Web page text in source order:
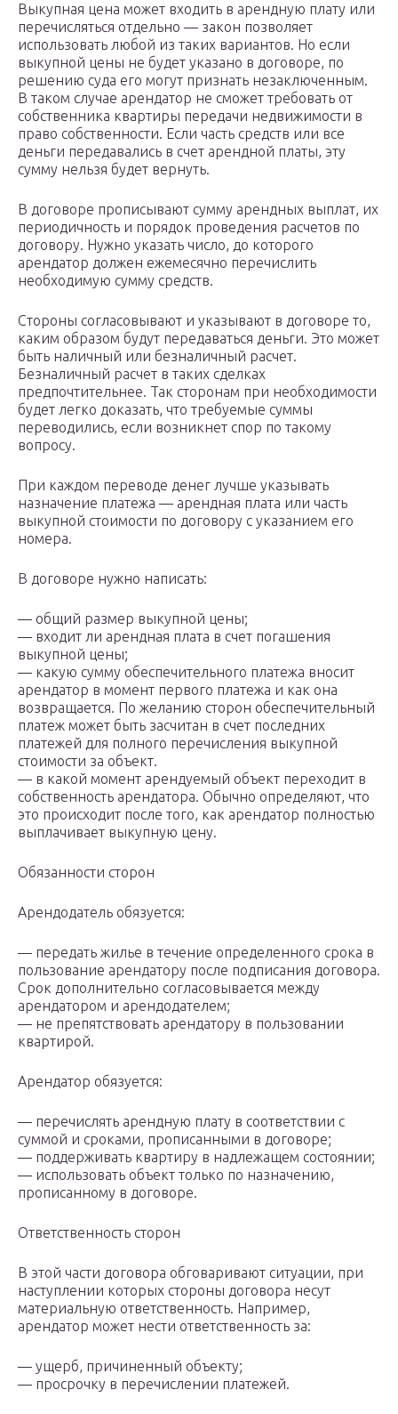
Выкупная цена может входить в арендную плату или
перечисляться отдельно — закон позволяет
использовать любой из таких вариантов. Но если
выкупной цены не будет указано в договоре, по
решению суда его могут признать незаключенным.
В таком случае арендатор не сможет требовать от
собственника квартиры передачи недвижимости в
право собственности. Если часть средств или все
деньги передавались в счет арендной платы, эту
сумму нельзя будет вернуть.
В договоре прописывают сумму арендных выплат, их
периодичность и порядок проведения расчетов по
договору. Нужно указать число, до которого
арендатор должен ежемесячно перечислить
необходимую сумму средств.
Стороны согласовывают и указывают в договоре то,
каким образом будут передаваться деньги. Это может
быть наличный или безналичный расчет.
Безналичный расчет в таких сделках
предпочтительнее. Так сторонам при необходимости
будет легко доказать, что требуемые суммы
переводились, если возникнет спор по такому
вопросу.
При каждом переводе денег лучше указывать
назначение платежа — арендная плата или часть
выкупной стоимости по договору с указанием его
номера.
В договоре нужно написать:
— общий размер выкупной цены;
— входит ли арендная плата в счет погашения
выкупной цены;
— какую сумму обеспечительного платежа вносит
арендатор в момент первого платежа и как она
возвращается. По желанию сторон обеспечительный
платеж может быть засчитан в счет последних
платежей для полного перечисления выкупной
стоимости за объект.
— в какой момент арендуемый объект переходит в
собственность арендатора. Обычно определяют, что
это происходит после того, как арендатор полностью
выплачивает выкупную цену.
Обязанности сторон
Арендодатель обязуется:
— передать жилье в течение определенного срока в
пользование арендатору после подписания договора.
Срок дополнительно согласовывается между
арендатором и арендодателем;
— не препятствовать арендатору в пользовании
квартирой.
Арендатор обязуется:
— перечислять арендную плату в соответствии с
суммой и сроками, прописанными в договоре;
— поддерживать квартиру в надлежащем состоянии;
— использовать объект только по назначению,
прописанному в договоре.
Ответственность сторон
В этой части договора обговаривают ситуации, при
наступлении которых стороны договора несут
материальную ответственность. Например,
арендатор может нести ответственность за:
— ущерб, причиненный объекту;
— просрочку в перечислении платежей.